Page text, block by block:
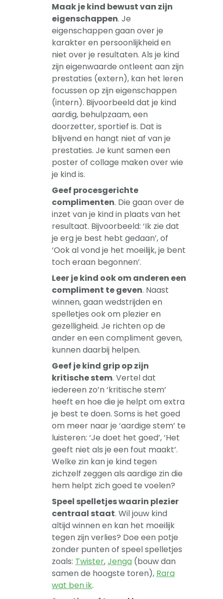
Maak je kind bewust van zijn
eigenschappen. Je
eigenschappen gaan over je
karakter en persoonlijkheid en
niet over je resultaten. Als je kind
zijn eigenwaarde ontleent aan zijn
prestaties (extern), kan het leren
focussen op zijn eigenschappen
(intern). Bijvoorbeeld dat je kind
aardig, behulpzaam, een
doorzetter, sportief is. Dat is
blijvend en hangt niet af van je
prestaties. Je kunt samen een
poster of collage maken over wie
je kind is.
Geef procesgerichte
complimenten. Die gaan over de
inzet van je kind in plaats van het
resultaat. Bijvoorbeeld: ‘Ik zie dat
je erg je best hebt gedaan’, of
‘Ook al vond je het moeilijk, je bent
toch eraan begonnen’.
Leer je kind ook om anderen een
compliment te geven. Naast
winnen, gaan wedstrijden en
spelletjes ook om plezier en
gezelligheid. Je richten op de
ander en een compliment geven,
kunnen daarbij helpen.
Geef je kind grip op zijn
kritische stem. Vertel dat
iedereen zo’n ‘kritische stem’
heeft en hoe die je helpt om extra
je best te doen. Soms is het goed
om meer naar je ‘aardige stem’ te
luisteren: ‘Je doet het goed’, ‘Het
geeft niet als je een fout maakt’.
Welke zin kan je kind tegen
zichzelf zeggen als aardige zin die
hem helpt zich goed te voelen?
Speel spelletjes waarin plezier
centraal staat. Wil jouw kind
altijd winnen en kan het moeilijk
tegen zijn verlies? Doe een potje
zonder punten of speel spelletjes
zoals: Twister,Jenga (bouw dan
samen de hoogste toren), Rara
wat ben ik.